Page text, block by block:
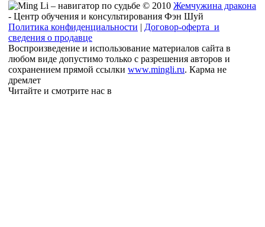
© 2010 Жемчужина дракона
- Центр обучения и консультирования Фэн Шуй
Политика конфиденциальности | Договор-оферта и
сведения о продавце
Воспроизведение и использование материалов сайта в
любом виде допустимо только с разрешения авторов и
сохранением прямой ссылки www.mingli.ru. Карма не
дремлет
Читайте и смотрите нас в